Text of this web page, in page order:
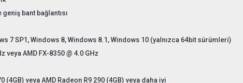
bant bağlantısı
7 SP1, Windows 8, Windows 8.1, Windows 10 (yalnızca 64bit sürümleri)
veya AMD FX-8350 @ 4.0 GHz
(4GB) veya AMD Radeon R9 290 (4GB) veya daha iyi